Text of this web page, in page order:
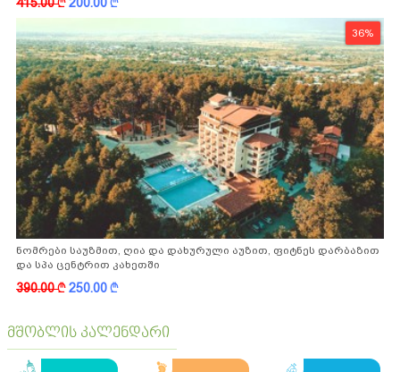
36%
ნომრები საუზმით, ღია და დახურული აუზით, ფიტნეს დარბაზით
და სპა ცენტრით კახეთში
390.00k250.00k
მშობლის კალენდარი